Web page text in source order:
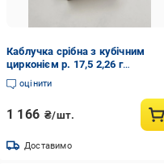
Каблучка срібна з кубічним
цирконієм р. 17,5 2,26 г
(3011659258)
оцінити
1 166 ₴/шт.
Доставимо